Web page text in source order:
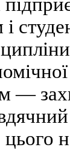
і
—
цього